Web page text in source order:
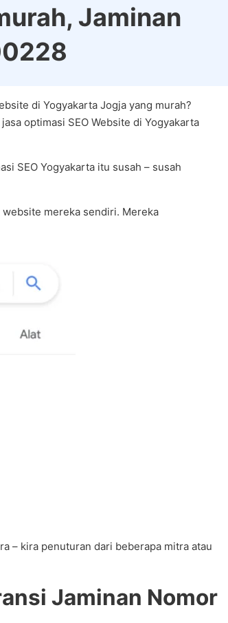
Jaminan
di Yogyakarta Jogja yang murah?
optimasi SEO Website di Yogyakarta
SEO Yogyakarta itu susah – susah
website mereka sendiri. Mereka
– kira penuturan dari beberapa mitra atau
Jaminan Nomor